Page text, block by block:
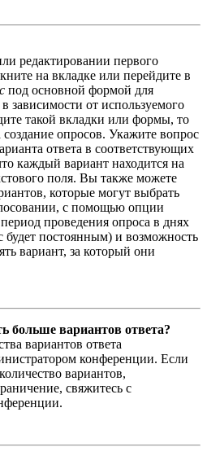
редактировании первого
на вкладке или перейдите в
под основной формой для
зависимости от используемого
такой вкладки или формы, то
опросов. Укажите вопрос
ответа в соответствующих
каждый вариант находится на
поля. Вы также можете
которые могут выбрать
с помощью опции
проведения опроса в днях
будет постоянным) и возможность
вариант, за который они
больше вариантов ответа?
вариантов ответа
конференции. Если
вариантов,
свяжитесь с